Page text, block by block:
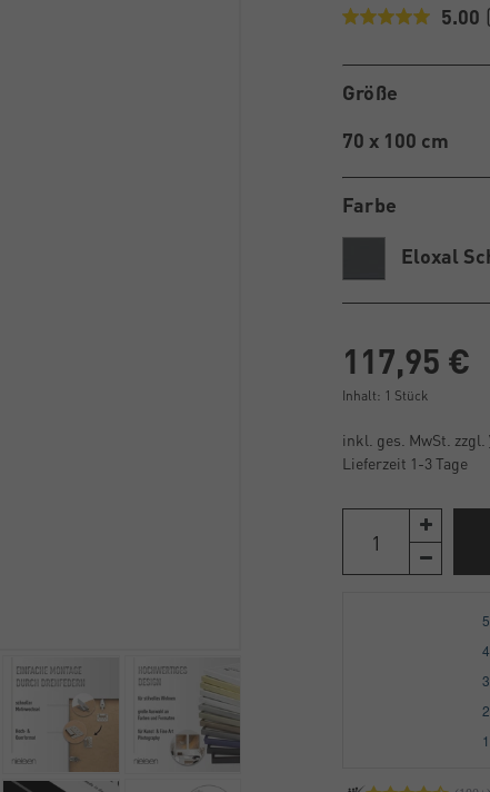
5.00
Größe
70 x 100 cm
Farbe
Eloxal
117,95 €
Inhalt: 1 Stück
inkl. ges. MwSt. zzgl.
Lieferzeit 1-3 Tage